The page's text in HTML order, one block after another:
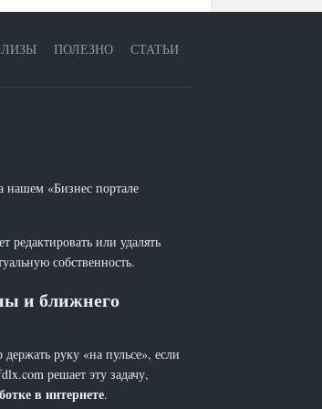
ПОЛЕЗНО СТАТЬИ
нашем «Бизнес портале
редактировать или удалять
собственность.
и ближнего
руку «на пульсе», если
решает эту задачу,
в интернете.